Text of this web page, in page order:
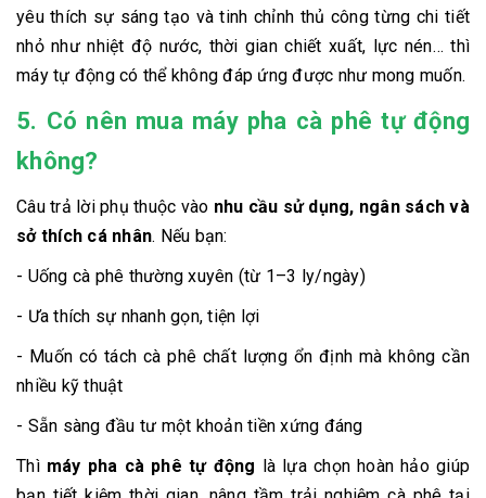
yêu thích sự sáng tạo và tinh chỉnh thủ công từng chi tiết
nhỏ như nhiệt độ nước, thời gian chiết xuất, lực nén… thì
máy tự động có thể không đáp ứng được như mong muốn.
5. Có nên mua máy pha cà phê tự động
không?
Câu trả lời phụ thuộc vào nhu cầu sử dụng, ngân sách và
sở thích cá nhân. Nếu bạn:
- Uống cà phê thường xuyên (từ 1–3 ly/ngày)
- Ưa thích sự nhanh gọn, tiện lợi
- Muốn có tách cà phê chất lượng ổn định mà không cần
nhiều kỹ thuật
- Sẵn sàng đầu tư một khoản tiền xứng đáng
Thì máy pha cà phê tự động là lựa chọn hoàn hảo giúp